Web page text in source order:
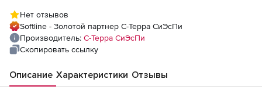
производительности до G-2000 КС1
(лицензия на право использования),
Лицензия на право использования
Терра VPN Версия 4.2, исполнение 3-1 - С-
Терра Шлюз ST KC1 /500 туннелей ST KC1
Нет отзывов
Softline - Золотой партнер С-Терра СиЭсПи
Производитель: С-Терра СиЭсПи
Скопировать ссылку
Описание Характеристики Отзывы